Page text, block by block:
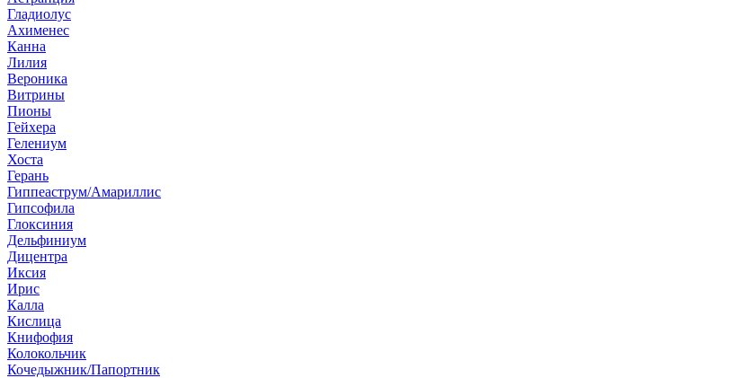
Гладиолус
Ахименес
Канна
Лилия
Вероника
Витрины
Пионы
Гейхера
Гелениум
Хоста
Герань
Гиппеаструм/Амариллис
Гипсофила
Глоксиния
Дельфиниум
Дицентра
Иксия
Ирис
Калла
Кислица
Книфофия
Колокольчик
Кочедыжник/Папортник